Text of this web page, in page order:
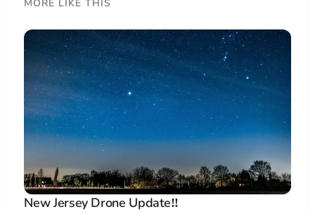
MORE LIKE THIS
New Jersey Drone Update‼️